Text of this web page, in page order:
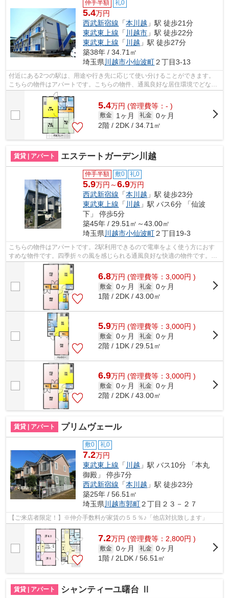
仲手半額 礼0
5.4万円
西武新宿線 「本川越 」駅 徒歩21分
東武東上線 「 川越市 」駅 徒歩22分
東武東上線 「 川越 」駅 徒歩27分
築38年 / 34.71㎡
埼玉県 川越市小仙波町２丁目3-13
付近にある2つの駅は、用途や行き先に応じて使い分けることができます。
こちらの物件はアパートです。こちらの物件、通風良好な居住環境でどなた
様の健康にも良いおすすめの物件です。...
5.4万円 (管理費等：- )
敷金 1ヶ月 礼金 0ヶ月
2階 / 2DK / 34.71㎡
賃貸 | アパート エステートガーデン川越
仲手半額 敷0 礼0
5.9万円～6.9万円
西武新宿線 「本川越 」駅 徒歩23分
東武東上線 「 川越 」駅 バス6分 「仙波
下」 停歩5分
築45年 / 29.51㎡～43.00㎡
埼玉県 川越市小仙波町２丁目19-3
こちらの物件はアパートです。2駅利用できるので電車をよく使う方におす
すめな物件です。四季折々の風を感じられる通風良好な快適の物件です。川
越市エリアにある賃貸情報のことなら、...
6.8万円 (管理費等：3,000円 )
敷金 0ヶ月 礼金 0ヶ月
1階 / 2DK / 43.00㎡
5.9万円 (管理費等：3,000円 )
敷金 0ヶ月 礼金 0ヶ月
2階 / 1DK / 29.51㎡
6.9万円 (管理費等：3,000円 )
敷金 0ヶ月 礼金 0ヶ月
2階 / 2DK / 43.00㎡
賃貸 | アパート プリムヴェール
敷0 礼0
7.2万円
東武東上線 「 川越 」駅 バス10分 「本丸
御殿」 停歩7分
西武新宿線 「本川越 」駅 徒歩23分
築25年 / 56.51㎡
埼玉県 川越市郭町２丁目２３－２７
【ご来店者限定！】※仲介手数料が家賃の５５％♪「他店対抗致します」
7.2万円 (管理費等：2,800円 )
敷金 0ヶ月 礼金 0ヶ月
1階 / 2LDK / 56.51㎡
賃貸 | アパート シャンティーユ曙台 Ⅱ